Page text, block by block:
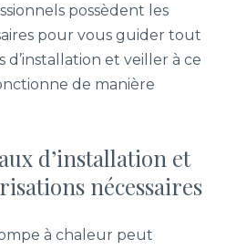
possèdent les
pour vous guider tout
et veiller à ce
de manière
d’installation et
nécessaires
à chaleur peut